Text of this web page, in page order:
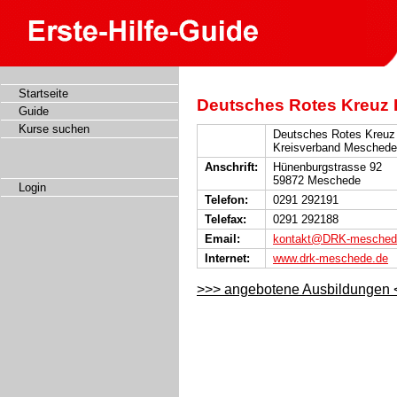
Startseite
Guide
Kurse suchen
Login
Deutsches Rotes Kreuz
Deutsches Rotes Kreuz
Kreisverband
Anschrift:
Hünenburgstrasse 92
59872 Meschede
Telefon:
0291 292191
Telefax:
0291 292188
Email:
kontakt@DRK-
Internet:
www.drk-meschede.de
>>> angebotene Ausbildungen